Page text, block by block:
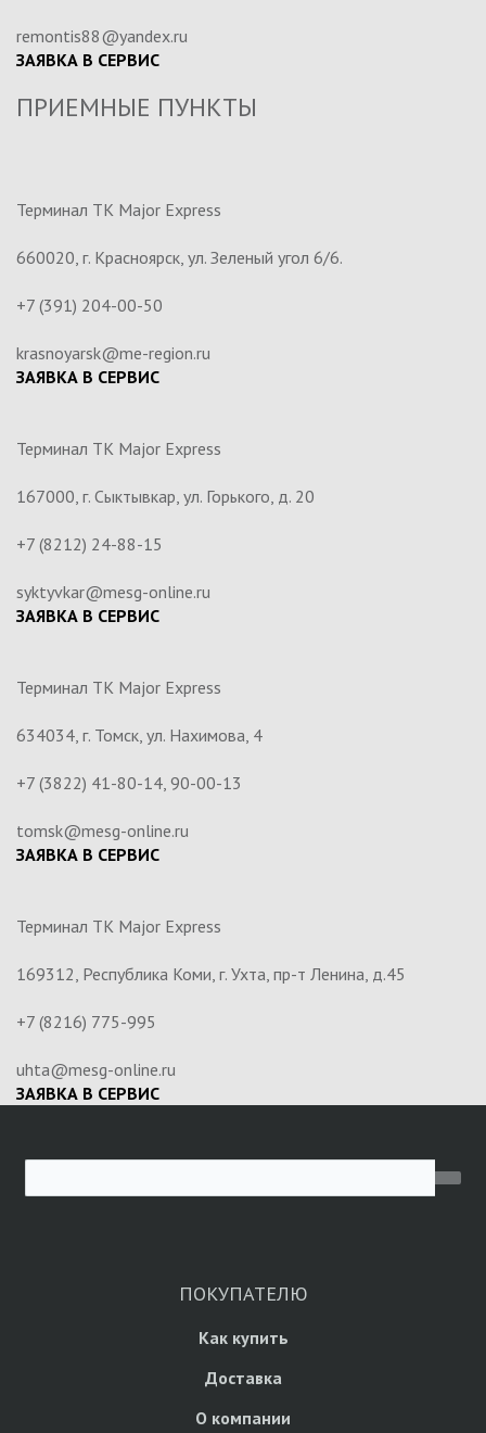
remontis88@yandex.ru
ЗАЯВКА В СЕРВИС
ПРИЕМНЫЕ ПУНКТЫ
Терминал ТК Major Express
660020, г. Красноярск, ул. Зеленый угол 6/6.
+7 (391) 204-00-50
krasnoyarsk@me-region.ru
ЗАЯВКА В СЕРВИС
Терминал ТК Major Express
167000, г. Сыктывкар, ул. Горького, д. 20
+7 (8212) 24-88-15
syktyvkar@mesg-online.ru
ЗАЯВКА В СЕРВИС
Терминал ТК Major Express
634034, г. Томск, ул. Нахимова, 4
+7 (3822) 41-80-14, 90-00-13
tomsk@mesg-online.ru
ЗАЯВКА В СЕРВИС
Терминал ТК Major Express
169312, Республика Коми, г. Ухта, пр-т Ленина, д.45
+7 (8216) 775-995
uhta@mesg-online.ru
ЗАЯВКА В СЕРВИС
ПОКУПАТЕЛЮ
Как купить
Доставка
О компании